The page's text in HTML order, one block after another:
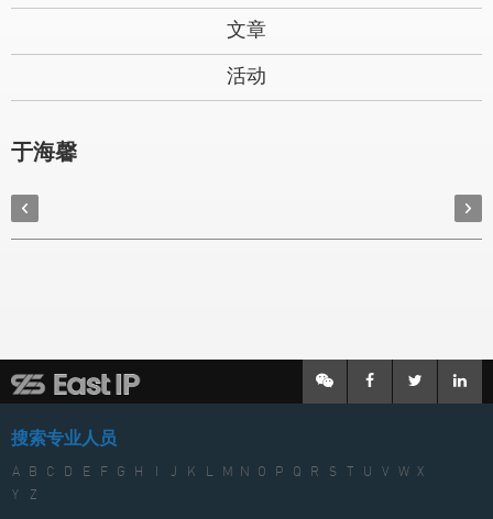
文章
活动
于海馨
搜索专业人员
A B C D E F G H J K L M N O P Q R S U V W
X
Y
Z